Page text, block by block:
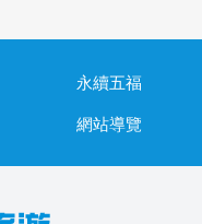
永續五福
網站導覽